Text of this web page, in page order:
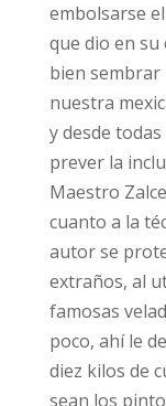
embolsarse
que dio en su
bien sembrar
nuestra
y desde
prever la
Maestro
cuanto a la
autor se
extraños, al
famosas
poco, ahí le
diez kilos de
sean los